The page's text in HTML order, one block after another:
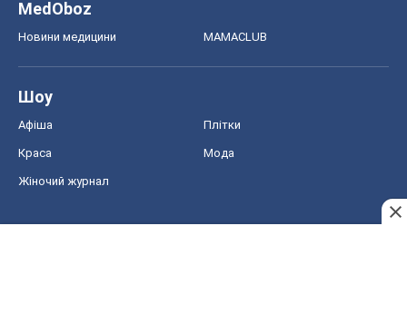
MedOboz
Новини медицини MAMACLUB
Шоу
Афіша Плітки
Краса Мода
Жіночий журнал